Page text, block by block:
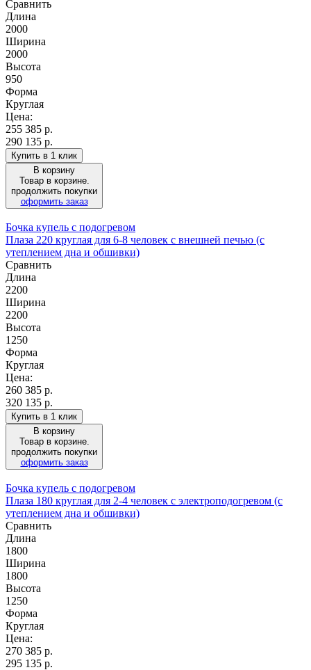
Сравнить
Длина
2000
Ширина
2000
Высота
950
Форма
Круглая
Цена:
255 385 р.
290 135 р.
Купить в 1 клик
В корзину
Товар в корзине.
продолжить покупки
оформить заказ
Бочка купель с подогревом
Плаза 220 круглая для 6-8 человек с внешней печью (с
утеплением дна и обшивки)
Сравнить
Длина
2200
Ширина
2200
Высота
1250
Форма
Круглая
Цена:
260 385 р.
320 135 р.
Купить в 1 клик
В корзину
Товар в корзине.
продолжить покупки
оформить заказ
Бочка купель с подогревом
Плаза 180 круглая для 2-4 человек с электроподогревом (с
утеплением дна и обшивки)
Сравнить
Длина
1800
Ширина
1800
Высота
1250
Форма
Круглая
Цена:
270 385 р.
295 135 р.